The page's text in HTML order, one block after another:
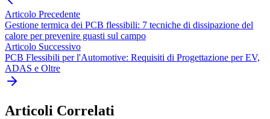
Articolo Precedente
Gestione termica dei PCB flessibili: 7 tecniche di dissipazione del
calore per prevenire guasti sul campo
Articolo Successivo
PCB Flessibili per l'Automotive: Requisiti di Progettazione per EV,
ADAS e Oltre
Articoli Correlati